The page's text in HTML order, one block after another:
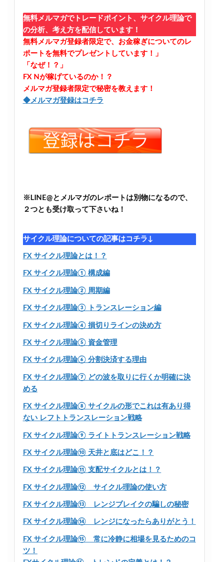
無料メルマガでトレードポイント、サイクル理論で
の分析、考え方を配信しています！
無料メルマガ登録者限定で、お金稼ぎについてのレ
ポートを無料でプレゼントしています！」
「なぜ！？」
FX Nが稼げているのか！？
メルマガ登録者限定で秘密を教えます！
◆メルマガ登録はコチラ
※LINE@とメルマガのレポートは別物になるので、
２つとも受け取って下さいね！
サイクル理論についての記事はコチラ↓
FX サイクル理論とは！？
FX サイクル理論① 構成編
FX サイクル理論② 周期編
FX サイクル理論③ トランスレーション編
FX サイクル理論④ 損切りラインの決め方
FX サイクル理論⑤ 資金管理
FX サイクル理論⑥ 分割決済する理由
FX サイクル理論⑦ どの波を取りに行くか明確に決
める
FX サイクル理論⑧ サイクルの形でこれは有あり得
ない レフトトランスレーション戦略
FX サイクル理論⑨ ライトトランスレーション戦略
FX サイクル理論⑩ 天井と底はどこ！？
FX サイクル理論⑪ 支配サイクルとは！？
FX サイクル理論⑫ サイクル理論の使い方
FX サイクル理論⑬ レンジブレイクの騙しの秘密
FX サイクル理論⑭ レンジになったらありがとう！
FX サイクル理論⑮ 常に冷静に相場を見るためのコ
ツ！